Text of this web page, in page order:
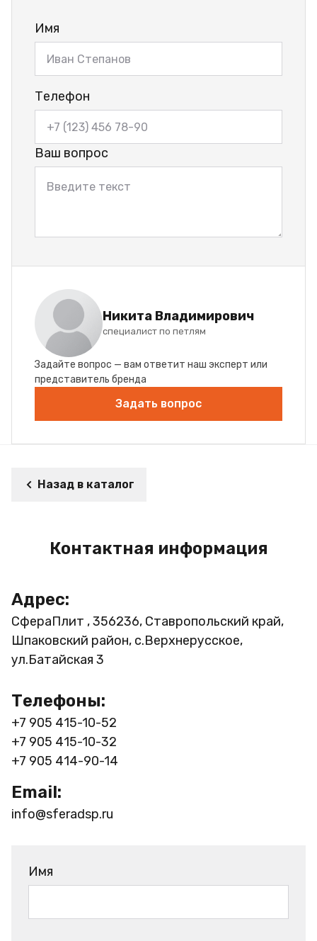
Имя
Телефон
Ваш вопрос
Никита Владимирович
специалист по петлям
Задайте вопрос — вам ответит наш эксперт или
представитель бренда
Задать вопрос
Назад в каталог
Контактная информация
Адрес:
СфераПлит , 356236, Ставропольский край,
Шпаковский район, с.Верхнерусское,
ул.Батайская 3
Телефоны:
+7 905 415-10-52
+7 905 415-10-32
+7 905 414-90-14
Email:
info@sferadsp.ru
Имя